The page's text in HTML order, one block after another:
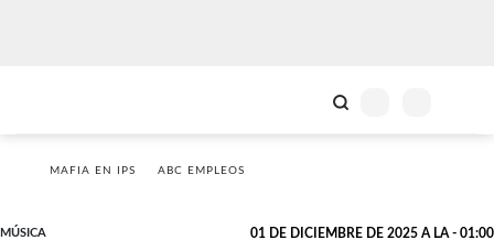
MAFIA EN IPS ABC EMPLEOS
MÚSICA 01 DE DICIEMBRE DE 2025 A LA - 01:00